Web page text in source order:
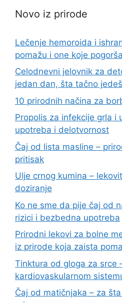
Novo iz prirode
Lečenje hemoroida i
pomažu i one koje
Celodnevni jelovnik za
jedan dan, šta tačno
10 prirodnih načina za
Propolis za infekcije grla i
upotreba i delotvornost
Čaj od lista masline –
pritisak
Ulje crnog kumina –
doziranje
Ko ne sme da pije čaj od
rizici i bezbedna upotreba
Prirodni lekovi za bolne
iz prirode koja zaista
Tinktura od gloga za srce
kardiovaskularnom
Čaj od matičnjaka – za